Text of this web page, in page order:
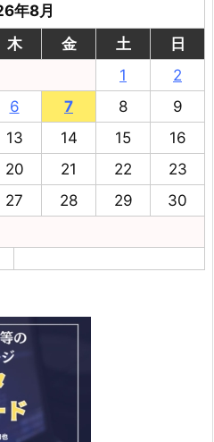
年8月
木 金 土
日
1
2
6 7 8
9
13 14 15
16
20 21 22
23
27 28 29
30